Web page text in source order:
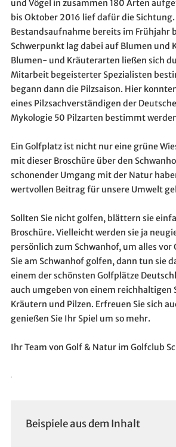
und Vögel in zusammen 180 Arten
bis Oktober 2016 lief dafür die
Bestandsaufnahme bereits im Frühjahr
Schwerpunkt lag dabei auf Blumen und
Blumen- und Kräuterarten ließen sich
Mitarbeit begeisterter Spezialisten
begann dann die Pilzsaison. Hier
eines Pilzsachverständigen der
Mykologie 50 Pilzarten bestimmt
Ein Golfplatz ist nicht nur eine grüne
mit dieser Broschüre über den
schonender Umgang mit der Natur
wertvollen Beitrag für unsere Umwelt
Sollten Sie nicht golfen, blättern sie
Broschüre. Vielleicht werden sie ja
persönlich zum Schwanhof, um alles vor
Sie am Schwanhof golfen, dann tun sie
einem der schönsten Golfplätze
auch umgeben von einem reichhaltigen
Kräutern und Pilzen. Erfreuen Sie sich
genießen Sie Ihr Spiel um so mehr.
Ihr Team von Golf & Natur im Golfclub
Beispiele aus dem Inhalt